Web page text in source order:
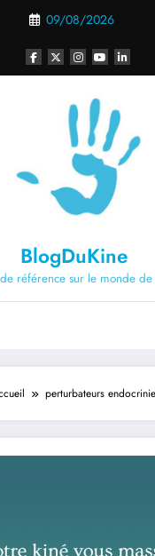
09/08/2026
BlogDuKine
référence sur le monde
perturbateurs